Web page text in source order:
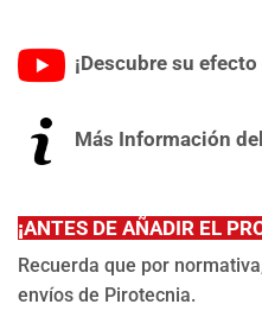
¡Descubre su
Más Información
¡ANTES DE AÑADIR EL
Recuerda que por
envíos de Pirotecnia.